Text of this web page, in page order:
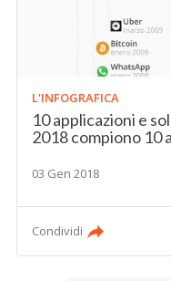
L'INFOGRAFICA
10 applicazioni e
2018 compiono 10
03 Gen 2018
Condividi